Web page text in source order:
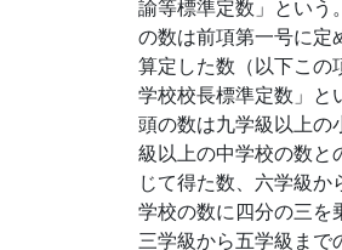
諭等標準定数」という
の数は前項第一号に定
算定した数（以下この
学校校長標準定数」と
頭の数は九学級以上の
級以上の中学校の数と
じて得た数、六学級
学校の数に四分の三を
三学級から五学級まで